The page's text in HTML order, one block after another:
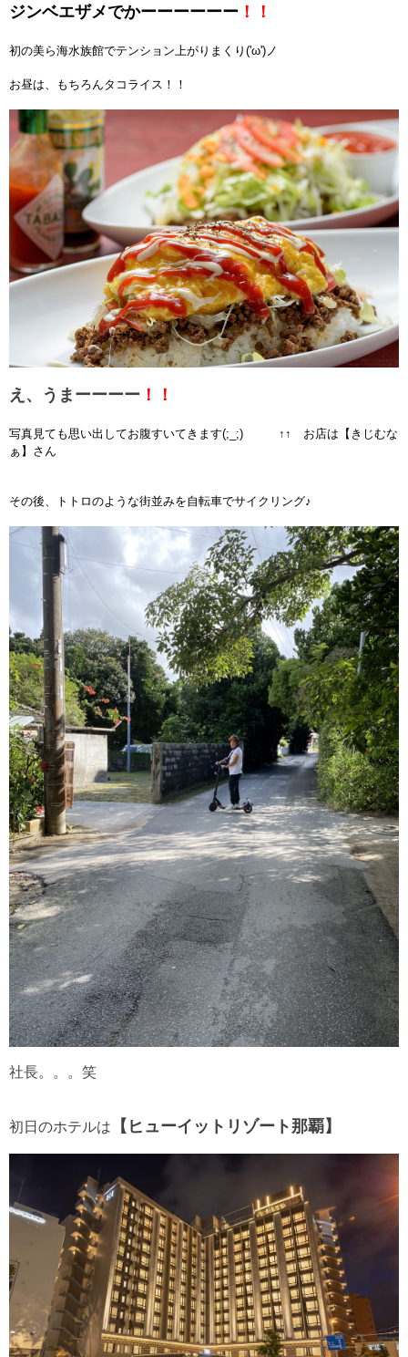
ジンベエザメでかーーーーーー ！！
初の美ら海水族館でテンション上がりまくり('ω')ノ
お昼は、もちろんタコライス！！
え、うまーーーー ！！
写真見ても思い出してお腹すいてきます(;_;) ↑↑ お店は【 きじむな
ぁ】さん
その後、トトロのような街並みを自転車でサイクリング♪
社長。。。笑
初日のホテルは 【ヒューイットリゾート那覇】